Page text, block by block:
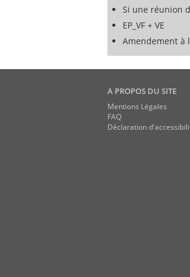
Si une réunion
EP_VF + VE
Amendement à
A PROPOS DU SITE
Mentions Légales
FAQ
Déclaration